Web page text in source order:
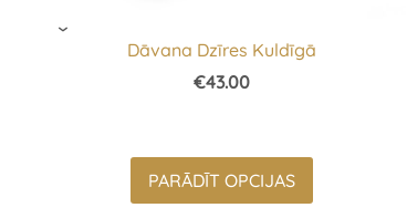
›
Dāvana Dzīres Kuldīgā
€43.00
PARĀDĪT OPCIJAS